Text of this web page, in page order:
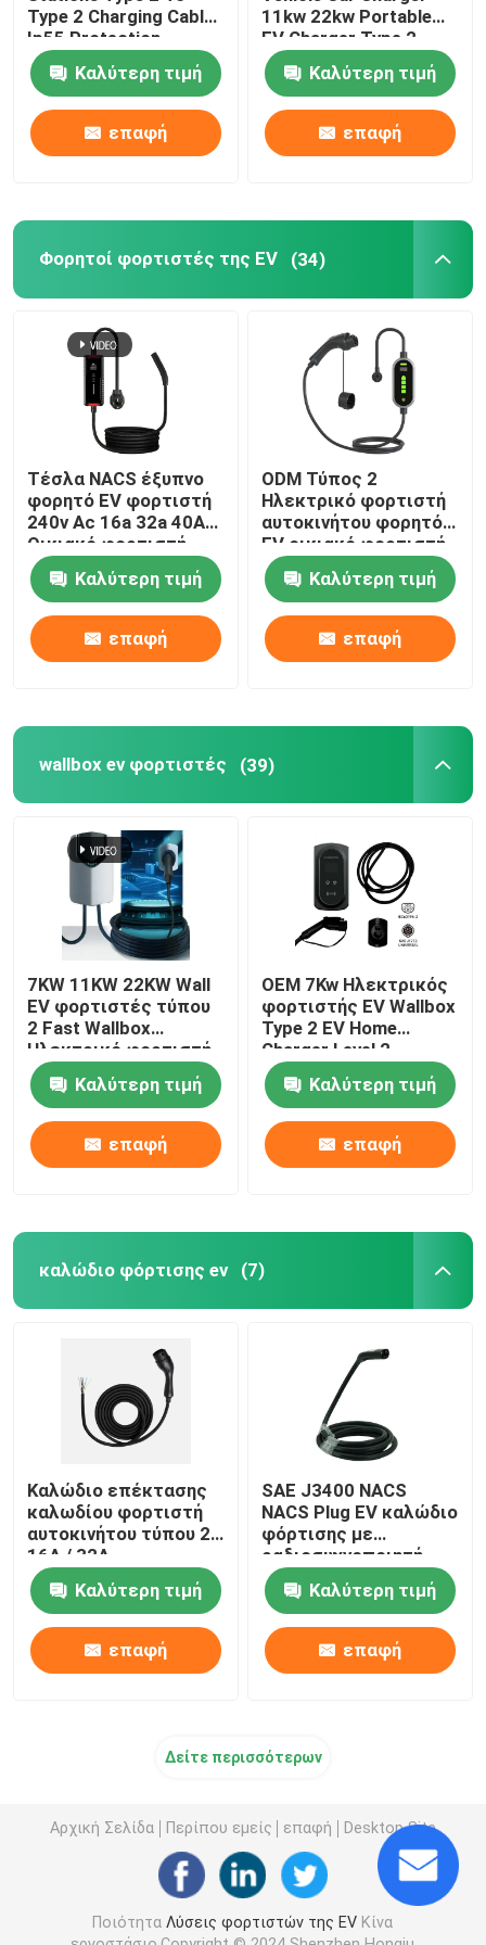
Πυροσβεστήρες αυτοκινήτων
Καλώδια και συνδετήρες
Type 2 Charging Cable
Ip55 Protection
Καλύτερη τιμή
επαφή
11kw 22kw Portable
EV Charger Type 2
Καλύτερη τιμή
επαφή
Φορητοί φορτιστές της EV (34)
Τέσλα NACS έξυπνο
φορητό EV φορτιστή
240v Ac 16a 32a 40A
Οικιακό φορτιστή
ηλεκτρικού
αυτοκινήτου
Καλύτερη τιμή
επαφή
ODM Τύπος 2
Ηλεκτρικό φορτιστή
αυτοκινήτου φορητό
EV οικιακό φορτιστή
προστασία εδάφους
Καλύτερη τιμή
επαφή
wallbox ev φορτιστές (39)
7KW 11KW 22KW Wall
EV φορτιστές τύπου
2 Fast Wallbox
Ηλεκτρικό φορτιστή
αυτοκινήτου
Καλύτερη τιμή
επαφή
OEM 7Kw Ηλεκτρικός
φορτιστής EV Wallbox
Type 2 EV Home
Charger Level 2
Καλύτερη τιμή
επαφή
καλώδιο φόρτισης ev (7)
Καλώδιο επέκτασης
καλωδίου φορτιστή
αυτοκινήτου τύπου 2
16A / 32A
Μονοφασικό
Καλύτερη τιμή
επαφή
SAE J3400 NACS
NACS Plug EV καλώδιο
φόρτισης με
ραδιοσυχνοποιητή
Tesla EV όπλο
φόρτισηςΚαλύτερη τιμή
επαφή
Δείτε περισσότερων
Αρχική Σελίδα Περίπου εμείς επαφή Desktop Site
ΠοιότηταΛύσεις φορτιστών της EV Κίνα